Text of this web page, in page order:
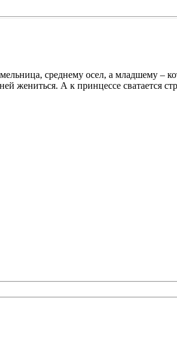
среднему осел, а младшему –
жениться. А к принцессе сватается